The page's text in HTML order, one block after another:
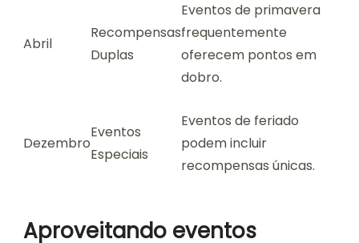
Abril
Recompensas
Duplas
Eventos de primavera
frequentemente
oferecem pontos em
dobro.
Dezembro
Eventos
Especiais
Eventos de feriado
podem incluir
recompensas únicas.
Aproveitando eventos